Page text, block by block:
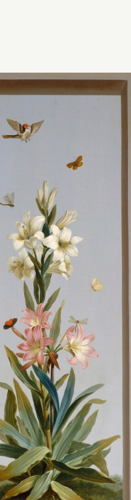
Pierre-Joseph Redouté,
surnommé le Raphaël des
Fleurs, conduit une carrière
dans l’esprit des Lumières.
Plutôt que de se destiner à
la peinture de fleurs, très en
vogue à son époque, il se
tourne vers la botanique
qu’il étudie au Jardin du
Roi, grâce à l’amitié d’un
des professeurs, René-
Louis Desfontaines (1750-
1833), qui apprécie son
sens de l’observation et la
rigueur de ses dessins.
Nommé dessinateur et
peintre de Marie-Antoinette
en 1788, il devient le peintre
officiel de…